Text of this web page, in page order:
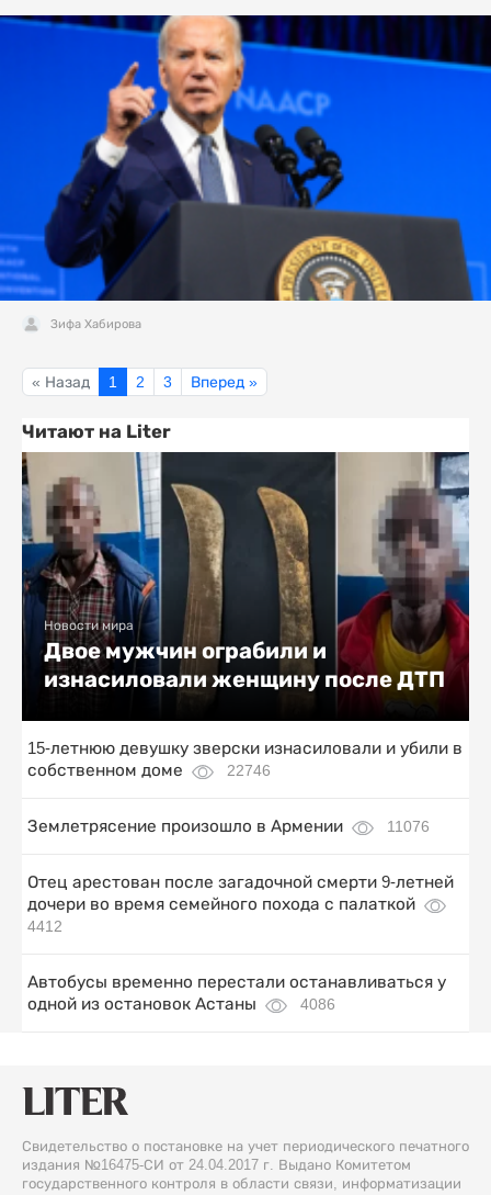
Зифа Хабирова
« Назад 1 2 3 Вперед »
Читают на Liter
Новости мира
Двое мужчин ограбили и
изнасиловали женщину после ДТП
15-летнюю девушку зверски изнасиловали и убили в
собственном доме
22746
Землетрясение произошло в Армении 11076
Отец арестован после загадочной смерти 9-летней
дочери во время семейного похода с палаткой
4412
Автобусы временно перестали останавливаться у
одной из остановок Астаны
4086
Свидетельство о постановке на учет периодического печатного
издания №16475-СИ от 24.04.2017 г. Выдано Комитетом
государственного контроля в области связи, информатизации